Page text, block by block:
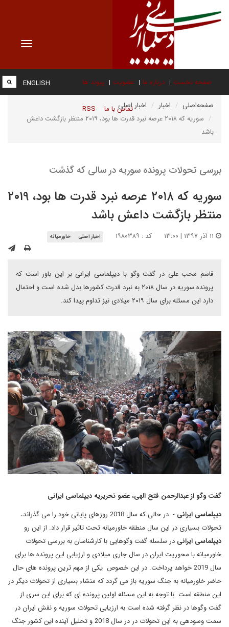
Toggle
صفحه نخست درباره ما عضویت پیوند ها
تماس با ما RSS
ENGLISH
صفحه‌اصلی اخبار
اخبار اصلی
سوریه که ۲۰۱۸ عرصه نبرد قدرت ها بود، ۲۰۱۹ منتظر بازگشت داعش
باشد
بررسی تحولات پرونده سوریه در سالی که گذشت
سوریه که ۲۰۱۸ عرصه نبرد قدرت ها بود، ۲۰۱۹
منتظر بازگشت داعش باشد
کد : ۱۹۸۰۳۸۹ اخبار اصلی خاورمیانه
قاسم محب علی در گفت وگو با دیپلماسی ایرانی بر این باور است که
پرونده سوریه در سال ۲۰۱۸ به نبرد قدرت کشورها بدل شده است و احتمال
دارد این مسئله برای سال ۲۰۱۹ میلادی نیز تداوم پیدا کند.
گفت وگو از عبدالرحمن فتح الهی، عضو تحریریه دیپلماسی ایرانی
دیپلماسی ایرانی
- در حالی که سال 2018 روزهای پایانی خود را می گذراند،
تحولات بسیاری در این سال منطقه خاورمیانه تحت تاثیر قرار داد. از این رو
دیپلماسی ایرانی در سلسله گفت وگوهایی با کارشناسان به بررسی تحولات
خاورمیانه با محوریت ایران در سال جاری میلادی و ارزیابی این پرونده ها برای
سال 2019 خواهد پرداخت. در این خصوص یکی از مهم ترین پرونده های حال
حاضر خاورمیانه به جنگ سوریه باز می گردد که منشاء بسیاری از تحولات دیگر در
این منطقه است. با توجه به این مسئله اولین پرونده ای که برای این سری از
گفت وگوها در نظر گرفته شده است به ارزیابی تحولات سوریه و نقش ایران در
سمت وسودهی به این تحولات در در سال 2018 و تحلیل آینده این کشور جنگ